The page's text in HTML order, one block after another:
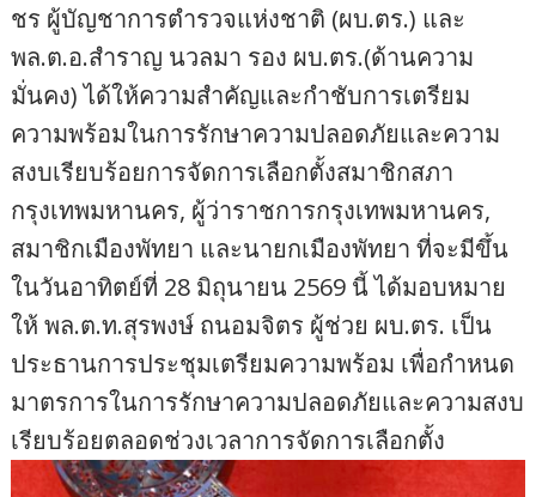
ชร ผู้บัญชาการตำรวจแห่งชาติ (ผบ.ตร.) และ
พล.ต.อ.สำราญ นวลมา รอง ผบ.ตร.(ด้านความ
มั่นคง) ได้ให้ความสำคัญและกำชับการเตรียม
ความพร้อมในการรักษาความปลอดภัยและความ
สงบเรียบร้อยการจัดการเลือกตั้งสมาชิกสภา
กรุงเทพมหานคร, ผู้ว่าราชการกรุงเทพมหานคร,
สมาชิกเมืองพัทยา และนายกเมืองพัทยา ที่จะมีขึ้น
ในวันอาทิตย์ที่ 28 มิถุนายน 2569 นี้ ได้มอบหมาย
ให้ พล.ต.ท.สุรพงษ์ ถนอมจิตร ผู้ช่วย ผบ.ตร. เป็น
ประธานการประชุมเตรียมความพร้อม เพื่อกำหนด
มาตรการในการรักษาความปลอดภัยและความสงบ
เรียบร้อยตลอดช่วงเวลาการจัดการเลือกตั้ง